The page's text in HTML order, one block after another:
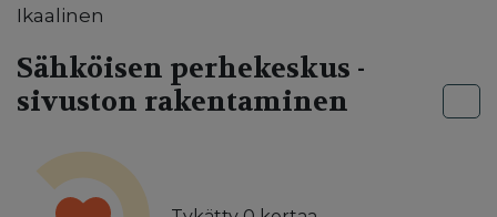
Ikaalinen
Sähköisen perhekeskus -
sivuston rakentaminen